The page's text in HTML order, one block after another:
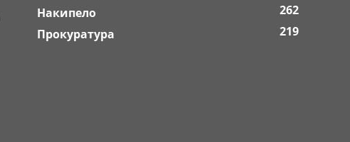
Накипело
262
Прокуратура
219